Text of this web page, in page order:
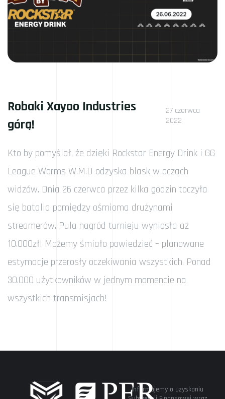
Robaki Xayoo Industries
górą!
27 czerwca
2022
Kto by pomyślał, że dzięki Rockstar Energy Drink i GG
League Worms W.M.D odzyska blask w oczach
widzów. Dnia 26 czerwca przez kilka godzin toczyła
się batalia pomiędzy ośmioma drużynami
streamerów. Pula nagród turnieju wyniosła aż
10.000zł! Możemy śmiało powiedzieć – planowane
estymacje przerosły oczekiwania wszystkich. Ponad
30.000 użytkowników w jednym momencie na
wszystkich transmisjach!
Informujemy o uzyskaniu